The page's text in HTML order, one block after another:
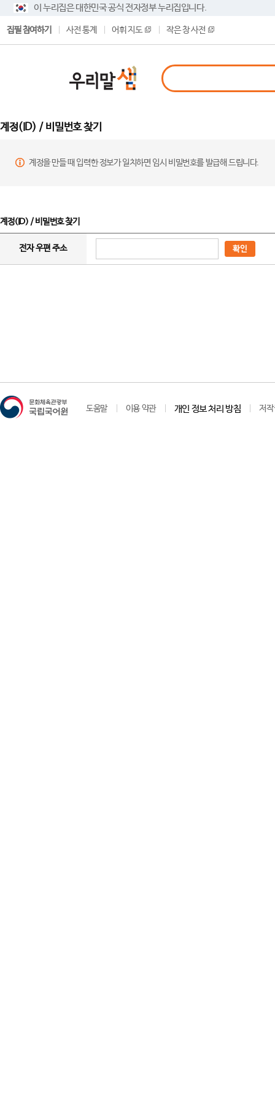
이 누리집은 대한민국 공식 전자정부 누리집입니다.
집필 참여하기 사전 통계 어휘 지도 작은 창 사전
계정(ID) / 비밀번호 찾기
계정을 만들 때 입력한 정보가 일치하면 임시 비밀번호를 발급해 드립니다.
계정(ID) / 비밀번호 찾기
전자 우편 주소 확인
도움말 이용 약관 개인 정보 처리 방침 저